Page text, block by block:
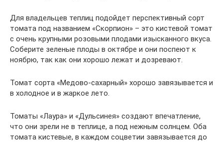
Для владельцев теплиц подойдет перспективный сорт
томата под названием «Скорпион» – это кистевой томат
с очень крупными розовыми плодами изысканного вкуса.
Соберите зеленые плоды в октябре и они поспеют к
ноябрю, так как они хорошо лежат и дозревают.
Томат сорта «Медово-сахарный» хорошо завязывается и
в холодное и в жаркое лето.
Томаты «Лаура» и «Дульсинея» создают впечатление,
что они зрели не в теплице, а под нежным солнцем. Оба
томата кистевые, в каждом соцветии завязывается до